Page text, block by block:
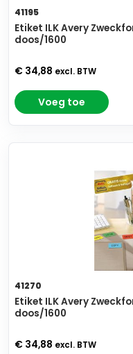
41195
Etiket ILK Avery
doos/1600
€ 34,88 excl. BTW
Voeg toe
41270
Etiket ILK Avery
doos/1600
€ 34,88 excl. BTW